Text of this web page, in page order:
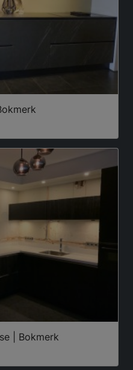
| Bokmerk